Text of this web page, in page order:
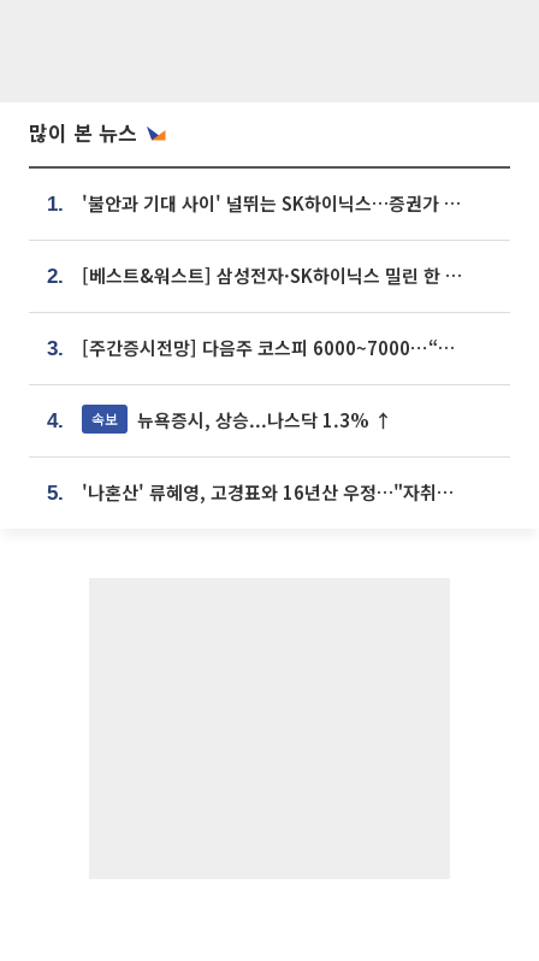
많이 본 뉴스
1. '불안과 기대 사이' 널뛰는 SK하이닉스…증권가 "HBM4·LTA 기반 펀터멘털 견고"
2. [베스트&워스트] 삼성전자·SK하이닉스 밀린 한 주…상상인증권은 85% 급등
3. [주간증시전망] 다음주 코스피 6000~7000⋯“外人 수급은 정책이 변수”
4. 속보 뉴욕증시, 상승...나스닥 1.3% ↑
5. '나혼산' 류혜영, 고경표와 16년산 우정…"자취방서 부모님과 마주쳐"